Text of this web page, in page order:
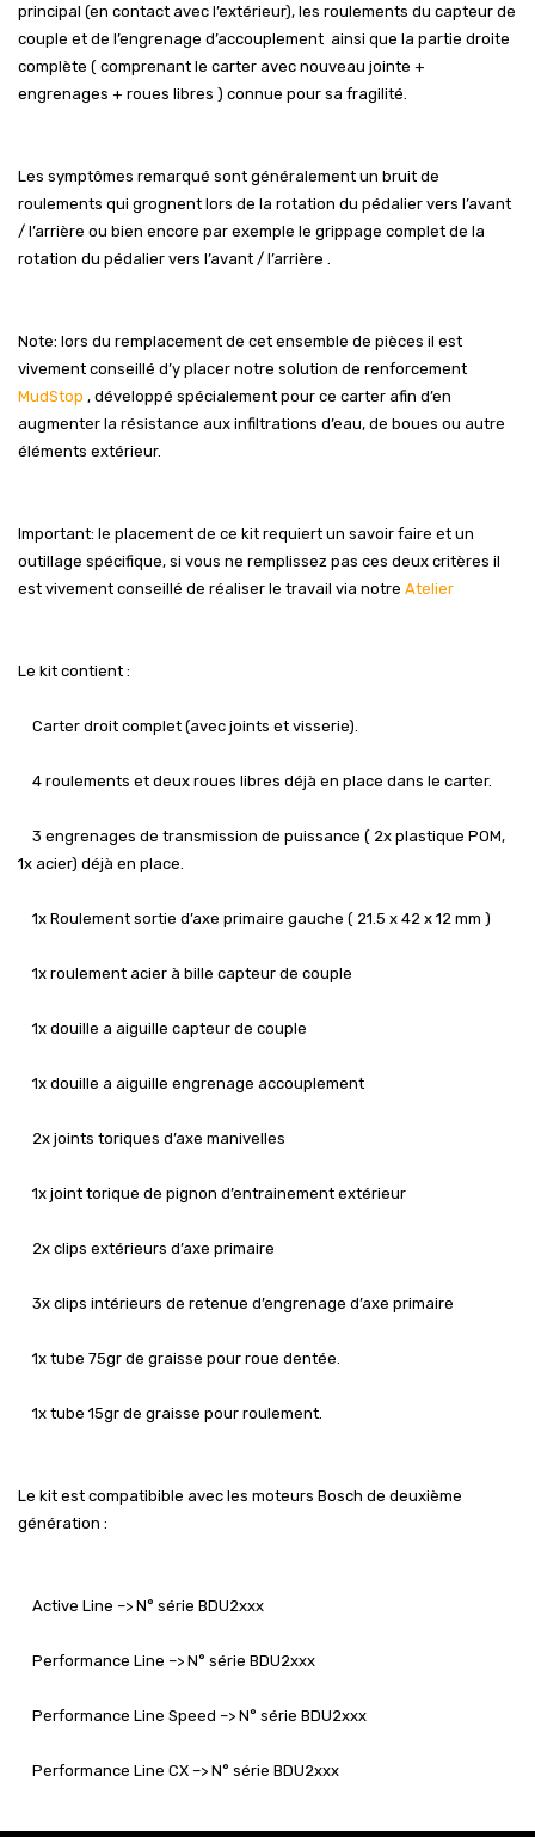
principal (en contact avec l’extérieur), les roulements du capteur de
couple et de l’engrenage d’accouplement ainsi que la partie droite
complète ( comprenant le carter avec nouveau jointe +
engrenages + roues libres ) connue pour sa fragilité.
Les symptômes remarqué sont généralement un bruit de
roulements qui grognent lors de la rotation du pédalier vers l’avant
/ l’arrière ou bien encore par exemple le grippage complet de la
rotation du pédalier vers l’avant / l’arrière .
Note: lors du remplacement de cet ensemble de pièces il est
vivement conseillé d’y placer notre solution de renforcement
MudStop , développé spécialement pour ce carter afin d’en
augmenter la résistance aux infiltrations d’eau, de boues ou autre
éléments extérieur.
Important: le placement de ce kit requiert un savoir faire et un
outillage spécifique, si vous ne remplissez pas ces deux critères il
est vivement conseillé de réaliser le travail via notre Atelier
Le kit contient :
Carter droit complet (avec joints et visserie).
4 roulements et deux roues libres déjà en place dans le carter.
3 engrenages de transmission de puissance ( 2x plastique POM,
1x acier) déjà en place.
1x Roulement sortie d’axe primaire gauche ( 21.5 x 42 x 12 mm )
1x roulement acier à bille capteur de couple
1x douille a aiguille capteur de couple
1x douille a aiguille engrenage accouplement
2x joints toriques d’axe manivelles
1x joint torique de pignon d’entrainement extérieur
2x clips extérieurs d’axe primaire
3x clips intérieurs de retenue d’engrenage d’axe primaire
1x tube 75gr de graisse pour roue dentée.
1x tube 15gr de graisse pour roulement.
Le kit est compatibible avec les moteurs Bosch de deuxième
génération :
Active Line –> N° série BDU2xxx
Performance Line –> N° série BDU2xxx
Performance Line Speed –> N° série BDU2xxx
Performance Line CX –> N° série BDU2xxx